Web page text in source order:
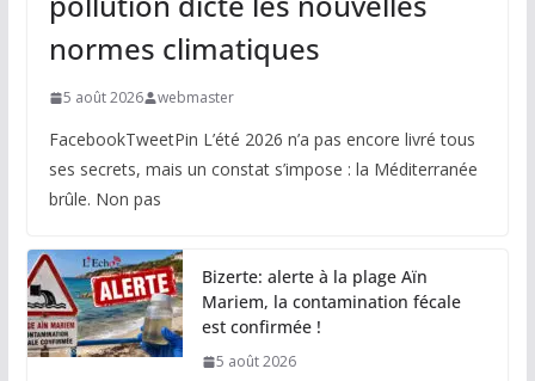
normes climatiques
5 août 2026 webmaster
FacebookTweetPin L’été 2026 n’a pas encore livré tous
ses secrets, mais un constat s’impose : la Méditerranée
brûle. Non pas
Bizerte: alerte à la plage Aïn
Mariem, la contamination fécale
est confirmée !
5 août 2026